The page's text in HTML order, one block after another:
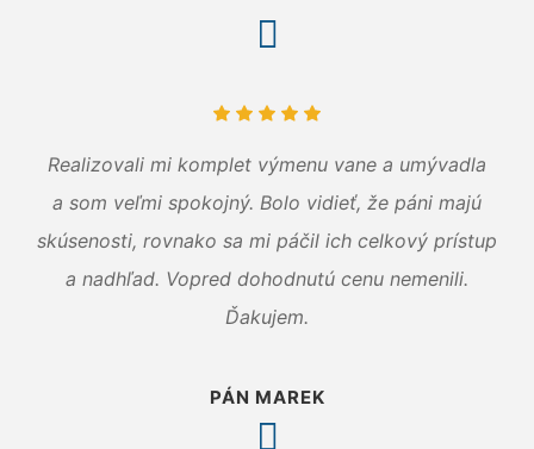
Realizovali mi komplet výmenu vane a umývadla
a som veľmi spokojný. Bolo vidieť, že páni majú
skúsenosti, rovnako sa mi páčil ich celkový prístup
a nadhľad. Vopred dohodnutú cenu nemenili.
Ďakujem.
PÁN MAREK